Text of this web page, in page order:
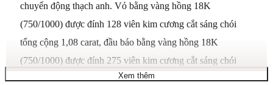
chuyển động thạch anh. Vỏ bằng vàng hồng 18K
(750/1000) được đính 128 viên kim cương cắt sáng chói
tổng cộng 1,08 carat, đầu báo bằng vàng hồng 18K
(750/1000) được đính 275 viên kim cương cắt sáng chói
tổng cộng 1,32 carat, mắt ngọc lục bảo hình quả lê tổng
Xem thêm